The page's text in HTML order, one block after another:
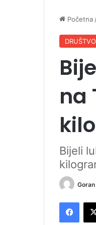
Početna
DRUŠTVO
na
Bijeli